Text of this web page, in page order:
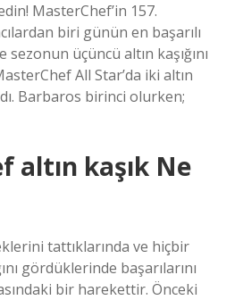
MasterChef’in 157.
biri günün en başarılı
sezonun üçüncü altın kaşığını
All Star’da iki altın
Barbaros birinci olurken;
altın kaşık Ne
tattıklarında ve hiçbir
gördüklerinde başarılarını
bir harekettir. Önceki